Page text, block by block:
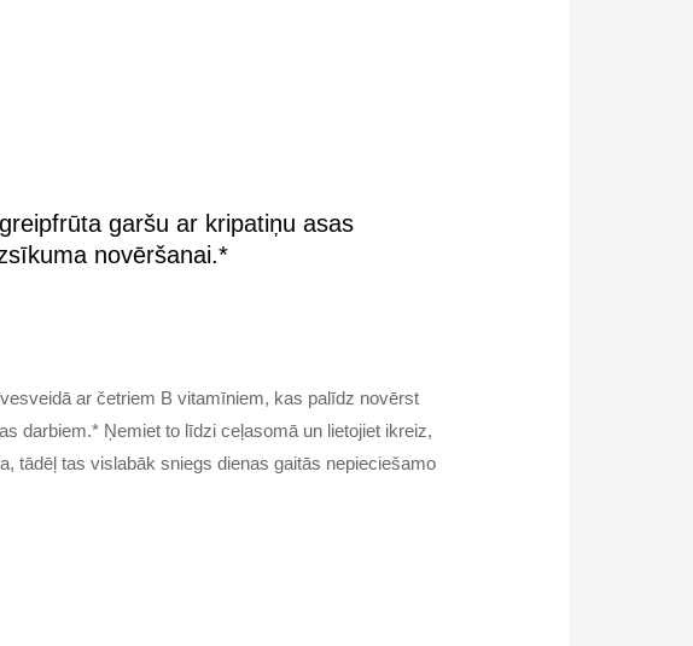
garšu ar kripatiņu asas
novēršanai.*
ar četriem B vitamīniem, kas palīdz novērst
darbiem.* Ņemiet to līdzi ceļasomā un lietojiet ikreiz,
tādēļ tas vislabāk sniegs dienas gaitās nepieciešamo